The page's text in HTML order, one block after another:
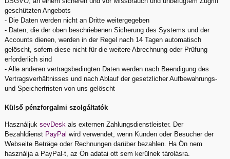
geschützten Angebots
- Die Daten werden nicht an Dritte weitergegeben
- Daten, die der oben beschriebenen Sicherung des Systems und der
Accounts dienen, werden in der Regel nach 14 Tagen automatisch
gelöscht, sofern diese nicht für die weitere Abrechnung oder Prüfung
erforderlich sind
- Alle anderen vertragsbedingten Daten werden nach Beendigung des
Vertragsverhältnisses und nach Ablauf der gesetzlicher Aufbewahrungs-
und Speicherfristen von uns gelöscht
Külső pénzforgalmi szolgáltatók
HasználjuksevDesk als externen Zahlungsdienstleister. Der
Bezahldienst PayPal wird verwendet, wenn Kunden oder Besucher der
Webseite Beträge oder Rechnungen darüber bezahlen. Ha Ön nem
használja a PayPal-t, az Ön adatai ott sem kerülnek tárolásra.